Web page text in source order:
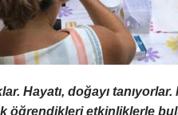
Hayatı, doğayı
öğrendikleri etkinliklerle